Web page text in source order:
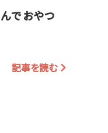
でおやつ
記事を読む